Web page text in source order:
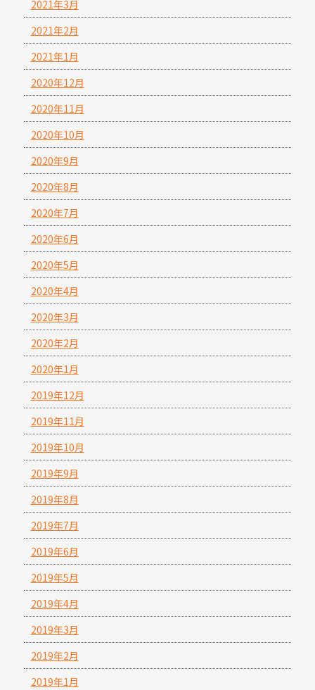
2021年3月
2021年2月
2021年1月
2020年12月
2020年11月
2020年10月
2020年9月
2020年8月
2020年7月
2020年6月
2020年5月
2020年4月
2020年3月
2020年2月
2020年1月
2019年12月
2019年11月
2019年10月
2019年9月
2019年8月
2019年7月
2019年6月
2019年5月
2019年4月
2019年3月
2019年2月
2019年1月